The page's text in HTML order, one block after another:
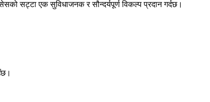
सट्टा एक सुविधाजनक र सौन्दर्यपूर्ण विकल्प प्रदान गर्दछ।